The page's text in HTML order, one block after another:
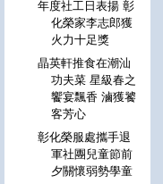
年度社工日表揚 彰
化榮家李志郎獲
火力十足獎
晶英軒推食在潮汕
功夫菜 星級春之
饗宴飄香 滷獲饕
客芳心
彰化榮服處攜手退
軍社團兒童節前
夕關懷弱勢學童